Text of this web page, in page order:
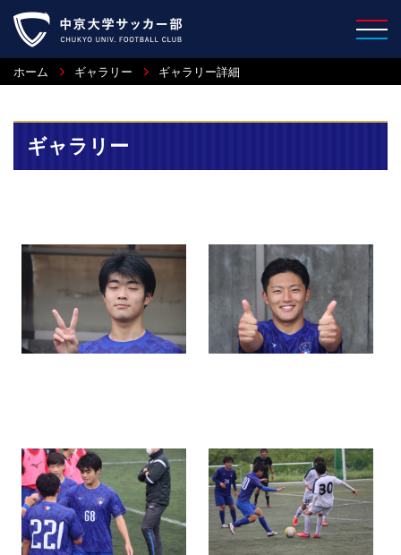
ホーム ギャラリー ギャラリー詳細
ギャラリー